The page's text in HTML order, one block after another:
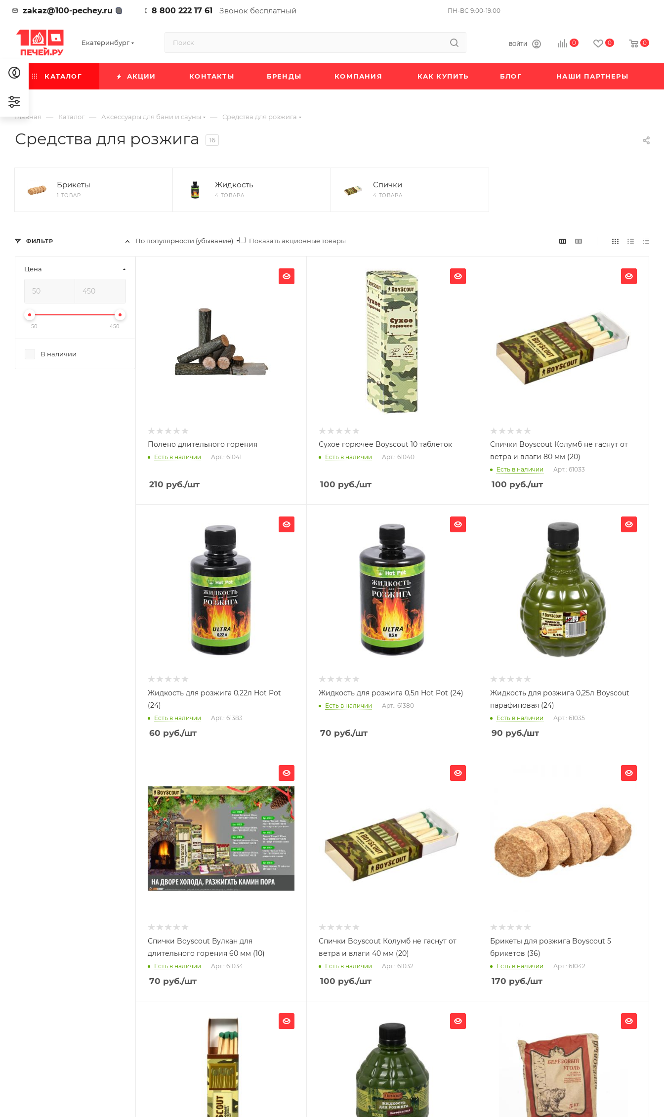
zakaz@100-pechey.ru 8 800 222 17 61 Звонок бесплатный ПН-ВС 9:00-19:00
Екатеринбург ВОЙТИ 0 0 0
КАТАЛОГ АКЦИИ КОНТАКТЫ БРЕНДЫ КОМПАНИЯ КАК КУПИТЬ БЛОГ НАШИ ПАРТНЕРЫ
Главная — Каталог — Аксессуары для бани и сауны — Средства для розжига
Средства для розжига 16
Брикеты
1 ТОВАР
Жидкость
4 ТОВАРА
Спички
4 ТОВАРА
По популярности (убывание) Показать акционные товары
Полено длительного горения
Есть в наличии Арт.: 61041
210 руб./шт
Сухое горючее Boyscout 10 таблеток
Есть в наличии Арт.: 61040
100 руб./шт
Спички Boyscout Колумб не гаснут от
ветра и влаги 80 мм (20)
Есть в наличии Арт.: 61033
100 руб./шт
Жидкость для розжига 0,22л Hot Pot
(24)
Есть в наличии Арт.: 61383
60 руб./шт
Жидкость для розжига 0,5л Hot Pot (24)
Есть в наличии Арт.: 61380
70 руб./шт
Жидкость для розжига 0,25л Boyscout
парафиновая (24)
Есть в наличии Арт.: 61035
90 руб./шт
Спички Boyscout Вулкан для
длительного горения 60 мм (10)
Есть в наличии Арт.: 61034
70 руб./шт
Спички Boyscout Колумб не гаснут от
ветра и влаги 40 мм (20)
Есть в наличии Арт.: 61032
100 руб./шт
Брикеты для розжига Boyscout 5
брикетов (36)
Есть в наличии Арт.: 61042
170 руб./шт
ФИЛЬТР
Цена
50 450
В наличии